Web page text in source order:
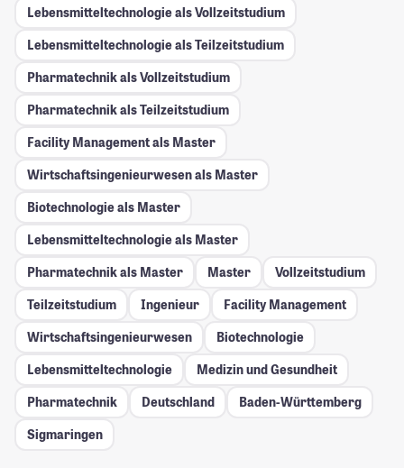
Lebensmitteltechnologie als Vollzeitstudium
Lebensmitteltechnologie als Teilzeitstudium
Pharmatechnik als Vollzeitstudium
Pharmatechnik als Teilzeitstudium
Facility Management als Master
Wirtschaftsingenieurwesen als Master
Biotechnologie als Master
Lebensmitteltechnologie als Master
Pharmatechnik als Master
Master
Vollzeitstudium
Teilzeitstudium
Ingenieur
Facility Management
Wirtschaftsingenieurwesen
Biotechnologie
Lebensmitteltechnologie
Medizin und Gesundheit
Pharmatechnik
Deutschland
Baden-Württemberg
Sigmaringen